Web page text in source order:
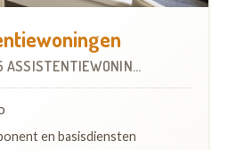
ASSISTENTIEWONINGEN
en basisdiensten